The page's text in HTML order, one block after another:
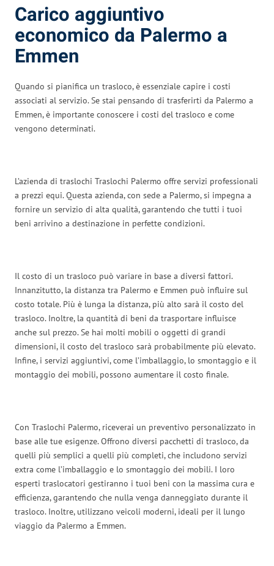
Carico aggiuntivo
economico da Palermo a
Emmen
Quando si pianifica un trasloco, è essenziale capire i costi
associati al servizio. Se stai pensando di trasferirti da Palermo a
Emmen, è importante conoscere i costi del trasloco e come
vengono determinati.
L’azienda di traslochi Traslochi Palermo offre servizi professionali
a prezzi equi. Questa azienda, con sede a Palermo, si impegna a
fornire un servizio di alta qualità, garantendo che tutti i tuoi
beni arrivino a destinazione in perfette condizioni.
Il costo di un trasloco può variare in base a diversi fattori.
Innanzitutto, la distanza tra Palermo e Emmen può influire sul
costo totale. Più è lunga la distanza, più alto sarà il costo del
trasloco. Inoltre, la quantità di beni da trasportare influisce
anche sul prezzo. Se hai molti mobili o oggetti di grandi
dimensioni, il costo del trasloco sarà probabilmente più elevato.
Infine, i servizi aggiuntivi, come l’imballaggio, lo smontaggio e il
montaggio dei mobili, possono aumentare il costo finale.
Con Traslochi Palermo, riceverai un preventivo personalizzato in
base alle tue esigenze. Offrono diversi pacchetti di trasloco, da
quelli più semplici a quelli più completi, che includono servizi
extra come l’imballaggio e lo smontaggio dei mobili. I loro
esperti traslocatori gestiranno i tuoi beni con la massima cura e
efficienza, garantendo che nulla venga danneggiato durante il
trasloco. Inoltre, utilizzano veicoli moderni, ideali per il lungo
viaggio da Palermo a Emmen.